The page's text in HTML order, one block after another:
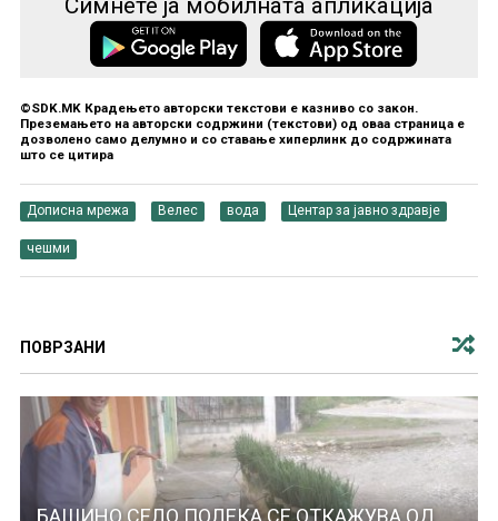
Симнете ја мобилната апликација
©SDK.MK Крадењето авторски текстови е казниво со закон.
Преземањето на авторски содржини (текстови) од оваа страница е
дозволено само делумно и со ставање хиперлинк до содржината
што се цитира
Дописна мрежа Велес вода Центар за јавно здравје
чешми
ПОВРЗАНИ
БАШИНО СЕЛО ПОЛЕКА СЕ ОТКАЖУВА ОД